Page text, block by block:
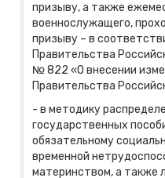
призыву, а также
военнослужащего,
призыву – в
Правительства
№ 822 «О внесении
Правительства
- в методику
государственных
обязательному
временной
материнством, а также